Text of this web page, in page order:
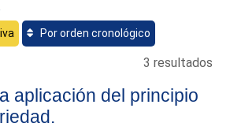
Por orden cronológico
3 resultados
aplicación del principio